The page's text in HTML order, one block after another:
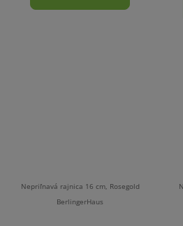
Nepriľnavá rajnica 16 cm, Rosegold
BerlingerHaus